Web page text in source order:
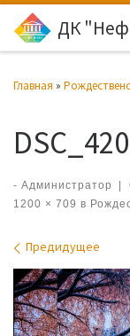
Перейти к
ДК
Главная »
- Администратор |
1200 × 709 в
Предидущее